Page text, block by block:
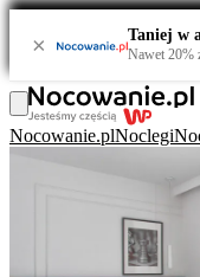
× Taniej w
Nawet 20%
Nocowanie.plNoclegi